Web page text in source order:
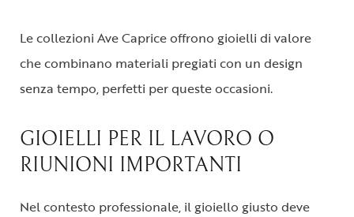
Le collezioni Ave Caprice offrono gioielli di valore
che combinano materiali pregiati con un design
senza tempo, perfetti per queste occasioni.
GIOIELLI PER IL LAVORO O
RIUNIONI IMPORTANTI
Nel contesto professionale, il gioiello giusto deve